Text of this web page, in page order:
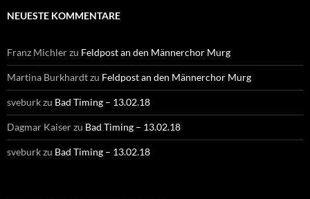
NEUESTE KOMMENTARE
Franz Michlerzu Feldpost an den Männerchor Murg
Martina Burkhardtzu Feldpost an den Männerchor Murg
sveburkzu Bad Timing – 13.02.18
Dagmar Kaiserzu Bad Timing – 13.02.18
sveburkzu Bad Timing – 13.02.18